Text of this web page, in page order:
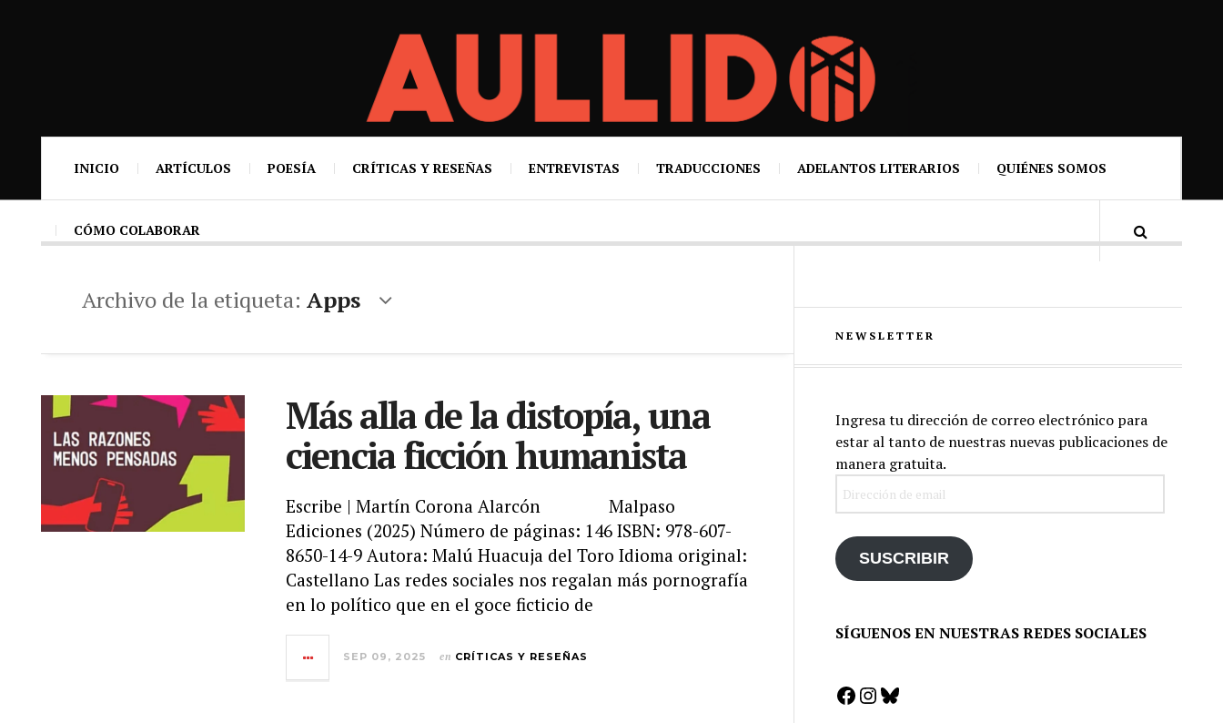
INICIO ARTÍCULOS POESÍA CRÍTICAS Y RESEÑAS ENTREVISTAS TRADUCCIONES ADELANTOS LITERARIOS QUIÉNES SOMOS
CÓMO COLABORAR
Archivo de la etiqueta: Apps
Más alla de la distopía, una
ciencia ficción humanista
Escribe | Martín Corona Alarcón Malpaso
Ediciones (2025) Número de páginas: 146 ISBN: 978-607-
8650-14-9 Autora: Malú Huacuja del Toro Idioma original:
Castellano Las redes sociales nos regalan más pornografía
en lo político que en el goce ficticio de
SEP 09, 2025 en CRÍTICAS Y RESEÑAS
NEWSLETTER
Ingresa tu dirección de correo electrónico para
estar al tanto de nuestras nuevas publicaciones de
manera gratuita.
SUSCRIBIR
SÍGUENOS EN NUESTRAS REDES SOCIALES
Facebook
Instagram
Bluesky